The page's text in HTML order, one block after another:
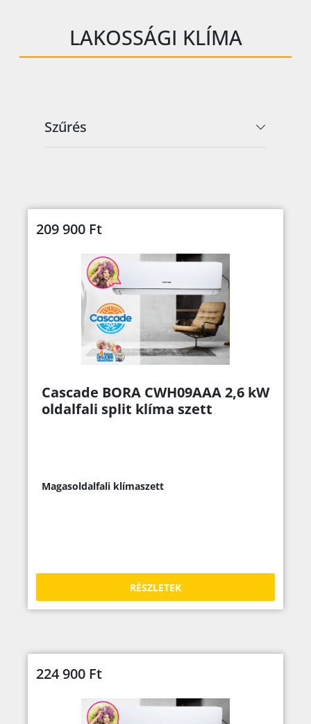
LAKOSSÁGI KLÍMA
Szűrés
209 900 Ft
Cascade BORA CWH09AAA 2,6 kW
oldalfali split klíma szett
Magasoldalfali klímaszett
RÉSZLETEK
224 900 Ft